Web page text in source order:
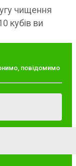
чищення
кубів ви
повідомимо